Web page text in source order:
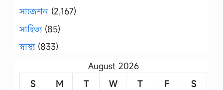
সাজেশন (2,167)
সাহিত্য(85)
স্বাস্থ্য(833)
August 2026
S
M T W T F
S